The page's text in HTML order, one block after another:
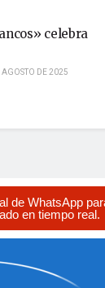
celebra
AGOSTO DE 2025
de WhatsApp
en tiempo real.